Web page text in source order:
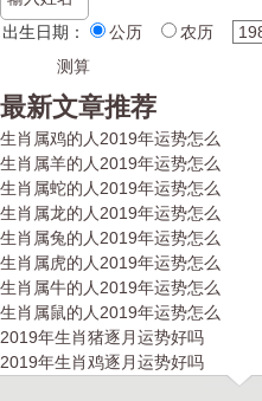
出生日期： 公历 农历
最新文章推荐
生肖属鸡的人2019年运势怎么
生肖属羊的人2019年运势怎么
生肖属蛇的人2019年运势怎么
生肖属龙的人2019年运势怎么
生肖属兔的人2019年运势怎么
生肖属虎的人2019年运势怎么
生肖属牛的人2019年运势怎么
生肖属鼠的人2019年运势怎么
2019年生肖猪逐月运势好吗
2019年生肖鸡逐月运势好吗